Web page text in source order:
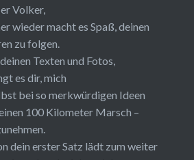
Volker,
wieder macht es Spaß, deinen
zu folgen.
Texten und Fotos,
es dir, mich
bei so merkwürdigen Ideen
100 Kilometer Marsch –
dein erster Satz lädt zum weiter